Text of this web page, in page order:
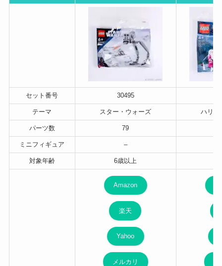
セット番号 30495
テーマ スター・ウォーズ ハリー
パーツ数 79
ミニフィギュア –
対象年齢 6歳以上
Amazon
楽天
Yahoo
メルカリ